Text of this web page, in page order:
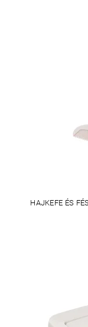
HAJKEFE ÉS